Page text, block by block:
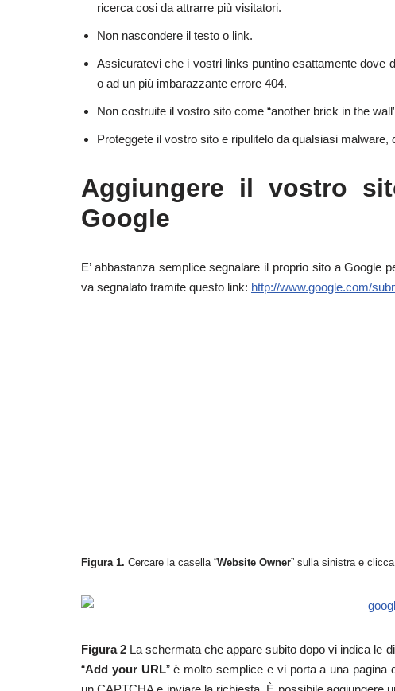
ricerca cosi da attrarre più visitatori.
Non nascondere il testo o link.
Assicuratevi che i vostri links puntino esattamente dove
o ad un più imbarazzante errore 404.
Non costruite il vostro sito come “another brick in the
Proteggete il vostro sito e ripulitelo da qualsiasi malware,
Aggiungere il vostro
Google
E’ abbastanza semplice segnalare il proprio sito a
va segnalato tramite questo link: http://www.google.com/
Figura 1. Cercare la casella “Website Owner” sulla sinistra e clicca
Figura 2 La schermata che appare subito dopo vi indica le
“Add your URL” è molto semplice e vi porta a una pagina